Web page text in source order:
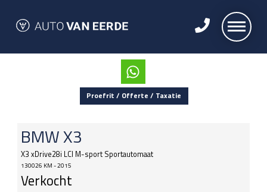
Proefrit / Offerte / Taxatie
BMWX3
X3 xDrive28i LCI M-sport Sportautomaat
130026 KM - 2015
Verkocht